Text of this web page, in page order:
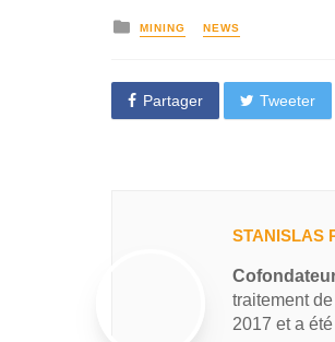
MINING NEWS
Partager Tweeter
STANISLAS
traitement
2017 et a